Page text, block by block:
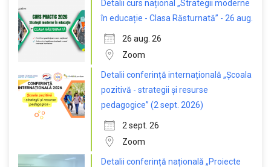
Detalii curs național „Strategii moderne
în educație - Clasa Răsturnată” - 26 aug.
26 aug. 26
Zoom
Detalii conferință internațională „Școala
pozitivă - strategii și resurse
pedagogice” (2 sept. 2026)
2 sept. 26
Zoom
Detalii conferință națională „Proiecte